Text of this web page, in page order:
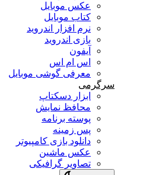
عکس موبایل
کتاب موبایل
نرم افزار اندروید
بازی اندروید
آیفون
اس ام اس
معرفی گوشی موبایل
سرگرمی
ابزار دسکتاپ
محافظ نمایش
پوسته برنامه
پس زمینه
دانلود بازی کامپیوتر
عکس ماشین
تصاویر گرافیکی